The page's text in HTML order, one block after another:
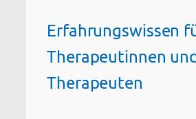
Erfahrungswissen
Therapeutinnen
Therapeuten